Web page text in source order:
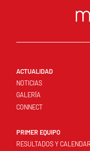
ACTUALIDAD
NOTICIAS
GALERÍA
CONNECT
PRIMER EQUIPO
RESULTADOS Y